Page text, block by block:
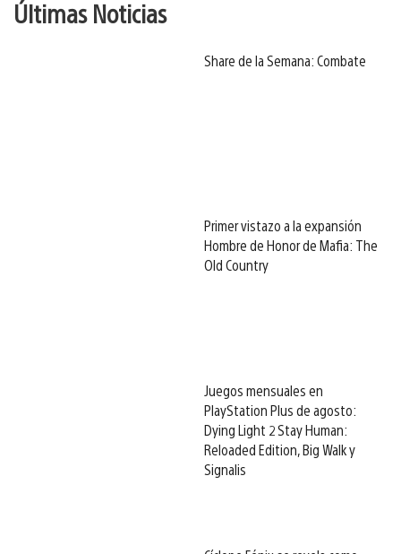
Últimas Noticias
Share de la Semana: Combate
Primer vistazo a la expansión
Hombre de Honor de Mafia: The
Old Country
Juegos mensuales en
PlayStation Plus de agosto:
Dying Light 2 Stay Human:
Reloaded Edition, Big Walk y
Signalis